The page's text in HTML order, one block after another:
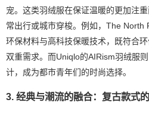
宠。这类羽绒服在保证温暖的更加注
常出行或城市穿梭。例如，The North
环保材料与高科技保暖技术，既符合
双重需求。而Uniqlo的AIRism羽绒服
计，成为都市青年们的时尚选择。
3. 经典与潮流的融合：复古款式